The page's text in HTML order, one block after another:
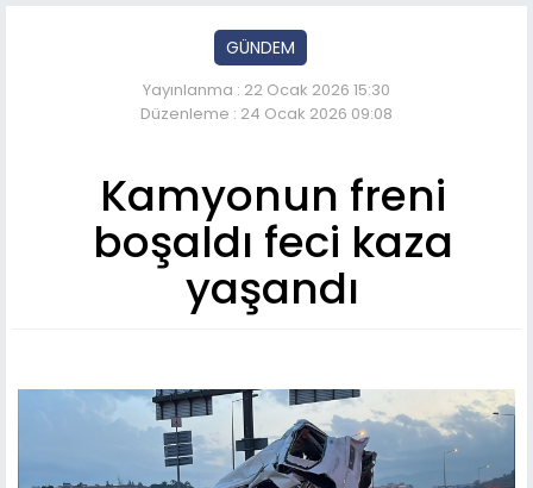
GÜNDEM
Yayınlanma : 22 Ocak 2026 15:30
Düzenleme : 24 Ocak 2026 09:08
Kamyonun freni
boşaldı feci kaza
yaşandı